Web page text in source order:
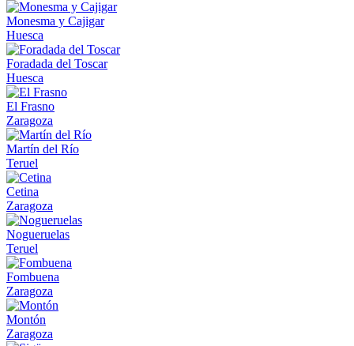
Monesma y Cajigar
Huesca
Foradada del Toscar
Huesca
El Frasno
Zaragoza
Martín del Río
Teruel
Cetina
Zaragoza
Nogueruelas
Teruel
Fombuena
Zaragoza
Montón
Zaragoza